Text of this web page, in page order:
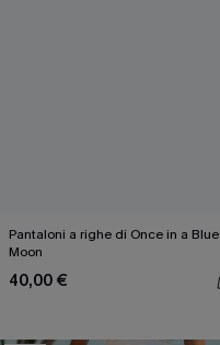
Pantaloni a righe di Once in a Blue
Moon
40,00 €